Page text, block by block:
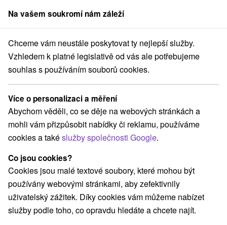
člen skupinySorger
kraj Červený Kláštor Amfiteátr Smerdžonka Červený Kláštor
Amfiteátr Smerdžonka Červený
Kláštor
Domovská stránka Navigovat do místa
prevadzka@kupelecks.sk
KÚPELE ČERVENÝ KLÁŠTOR Smerdžonka 147
059 06 Červený Kláštor
GPS:
N +49° 23' 19.84''
Na vašem soukromí nám záleží
Chceme vám neustále poskytovat ty nejlepší služby.
Vzhledem k platné legislativě od vás ale potřebujeme
souhlas s používáním souborů cookies.
Více o personalizaci a měření
Abychom věděli, co se děje na webových stránkách a
mohli vám přizpůsobit nabídky či reklamu, používáme
cookies a takéslužby společnosti Google.
Co jsou cookies?
Cookies jsou malé textové soubory, které mohou být
používány webovými stránkami, aby zefektivnily
uživatelský zážitek. Díky cookies vám můžeme nabízet
služby podle toho, co opravdu hledáte a chcete najít.